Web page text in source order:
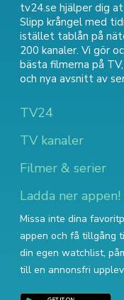
tv24.se hjälper dig
Slipp krångel med
istället tablån på
200 kanaler. Vi gör
bästa filmerna på TV,
och nya avsnitt av
TV24
TV kanaler
Filmer & serier
Ladda ner appen!
Missa inte dina
appen och få tillgång
din egen watchlist,
till en annonsfri